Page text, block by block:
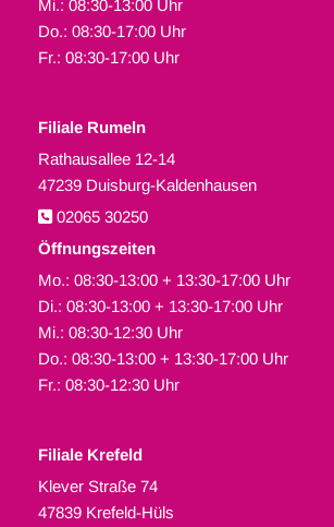
Mi.: 08:30-13:00 Uhr
Do.: 08:30-17:00 Uhr
Fr.: 08:30-17:00 Uhr
Filiale Rumeln
Rathausallee 12-14
47239 Duisburg-Kaldenhausen
 02065 30250
Öffnungszeiten
Mo.: 08:30-13:00 + 13:30-17:00 Uhr
Di.: 08:30-13:00 + 13:30-17:00 Uhr
Mi.: 08:30-12:30 Uhr
Do.: 08:30-13:00 + 13:30-17:00 Uhr
Fr.: 08:30-12:30 Uhr
Filiale Krefeld
Klever Straße 74
47839 Krefeld-Hüls